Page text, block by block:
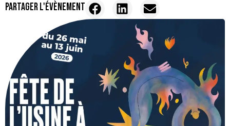
PARTAGER L'ÉVÈNEMENT